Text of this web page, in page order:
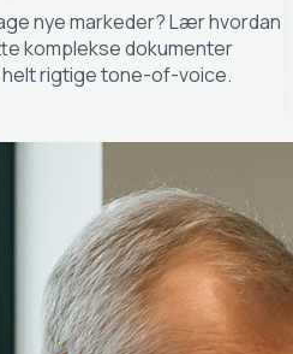
nye markeder? Lær hvordan
komplekse dokumenter
rigtige tone-of-voice.